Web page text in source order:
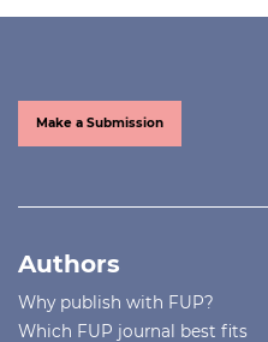
Make a Submission
Authors
Why publish with FUP?
Which FUP journal best fits